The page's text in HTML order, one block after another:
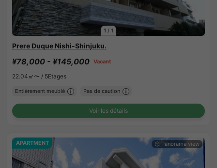
1 / 1
Prere Duque Nishi-Shinjuku.
¥78,000 - ¥145,000 Vacant
22.04㎡〜 / 5Etages
Entièrement meublé Pas de caution
Voir les détails
APARTMENT